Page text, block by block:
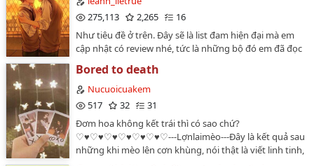
275,113
2,265
16
Như tiêu đề ở trên. Đây sẽ là list đam hiện đại mà em
cập nhật có review nhé, tức là những bộ đó em đã đọc
muốn biết cảm nhận của mấy thím thì tìm và đọc thôi
:)).Những bộ mà em review đều là những bộ đam mỹ
hiện đại đã hoàn bản edit. Em hoàn toàn làm phi lợi
của em bằng cách bình chọn (hình ngôi sao í) hoặc là
comment.Các thím có thích thể loại nào thì có thể
comment bên dưới, em sẽ tham khảo và thêm vào list
Bored to death
Nucuoicuakem
517
32
31
Đơm hoa không kết trái thì có sao chứ?
♡♥♡♥♡♥♡♥♡♥♡♥♡---Lợnlaimèo---Đây là kết quả sau
những khi mèo lên cơn khùng, nói thật là viết linh tinh,